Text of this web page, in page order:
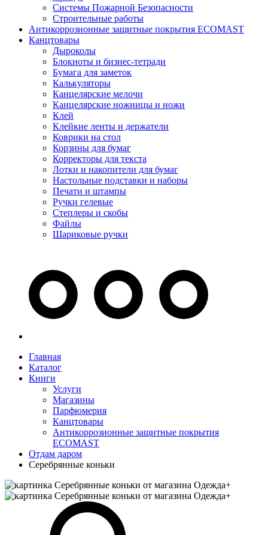
Системы Пожарной Безопасности
Строительные работы
Антикоррозионные защитные покрытия ECOMAST
Канцтовары
Дыроколы
Блокноты и бизнес-тетради
Бумага для заметок
Калькуляторы
Канцелярские мелочи
Канцелярские ножницы и ножи
Клей
Клейкие ленты и держатели
Коврики на стол
Корзины для бумаг
Корректоры для текста
Лотки и накопители для бумаг
Настольные подставки и наборы
Печати и штампы
Ручки гелевые
Степлеры и скобы
Файлы
Шариковые ручки
Главная
Каталог
Книги
Услуги
Магазины
Парфюмерия
Канцтовары
Антикоррозионные защитные покрытия
ECOMAST
Отдам даром
Серебрянные коньки